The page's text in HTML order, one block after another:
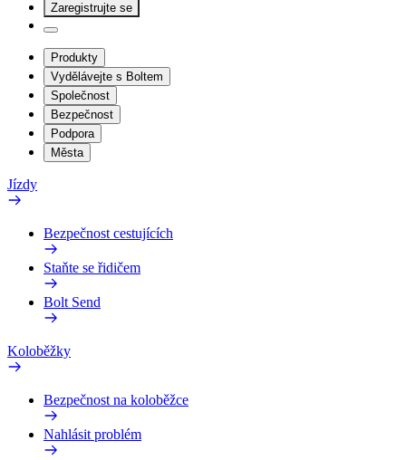
Zaregistrujte se
Produkty
Vydělávejte s Boltem
Společnost
Bezpečnost
Podpora
Města
Jízdy
Bezpečnost cestujících
Staňte se řidičem
Bolt Send
Koloběžky
Bezpečnost na koloběžce
Nahlásit problém